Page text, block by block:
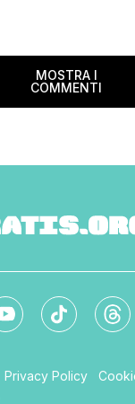
MOSTRA I
COMMENTI
Privacy Policy